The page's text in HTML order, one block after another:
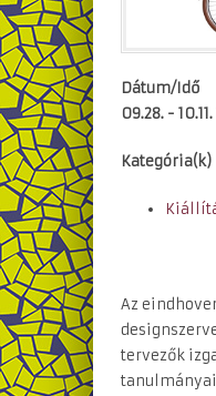
Dátum/Idő
09.28. - 10.11.
Kategória(k)
Az
tervezők